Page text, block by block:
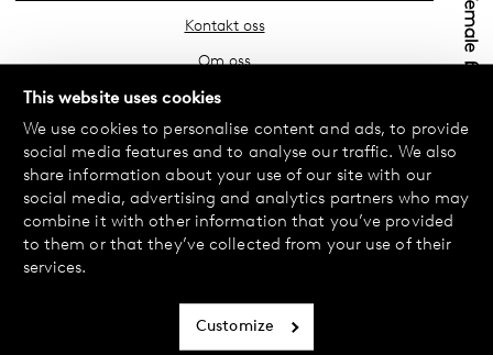
This website uses cookies
We use cookies to personalise content and ads, to provide
social media features and to analyse our traffic. We also
share information about your use of our site with our
social media, advertising and analytics partners who may
combine it with other information that you’ve provided
to them or that they’ve collected from your use of their
services.
Customize
Kontakt oss
Om oss
Finn din butikk
Vanlige spørsmål
Vilkår
Personvernerklæring
Bytte og retur
Informasjonskapsler